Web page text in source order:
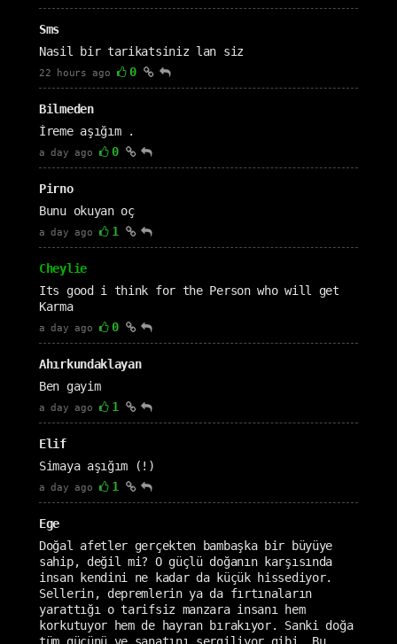
Sms
Nasil bir tarikatsiniz lan siz
22 hours ago 0
Bilmeden
İreme aşığım .
a day ago 0
Pirno
Bunu okuyan oç
a day ago 1
Cheylie
Its good i think for the Person who will get
Karma
a day ago 0
Ahırkundaklayan
Ben gayim
a day ago 1
Elif
Simaya aşığım (!)
a day ago 1
Ege
Doğal afetler gerçekten bambaşka bir büyüye
sahip, değil mi? O güçlü doğanın karşısında
insan kendini ne kadar da küçük hissediyor.
Sellerin, depremlerin ya da fırtınaların
yarattığı o tarifsiz manzara insanı hem
korkutuyor hem de hayran bırakıyor. Sanki doğa